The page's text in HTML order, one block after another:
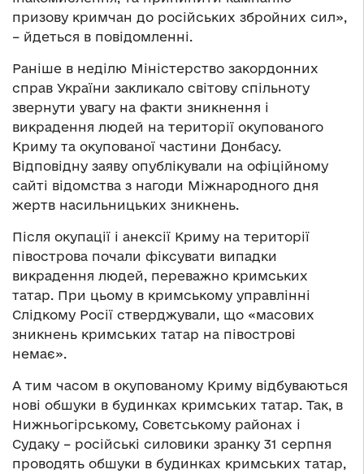
призову кримчан до російських збройних сил»,
– йдеться в повідомленні.
Раніше в неділю Міністерство закордонних
справ України закликало світову спільноту
звернути увагу на факти зникнення і
викрадення людей на території окупованого
Криму та окупованої частини Донбасу.
Відповідну заяву опублікували на офіційному
сайті відомства з нагоди Міжнародного дня
жертв насильницьких зникнень.
Після окупації і анексії Криму на території
півострова почали фіксувати випадки
викрадення людей, переважно кримських
татар. При цьому в кримському управлінні
Слідкому Росії стверджували, що «масових
зникнень кримських татар на півострові
немає».
А тим часом в окупованому Криму відбуваються
нові обшуки в будинках кримських татар. Так, в
Нижньогірському, Совєтському районах і
Судаку – російські силовики зранку 31 серпня
проводять обшуки в будинках кримських татар,